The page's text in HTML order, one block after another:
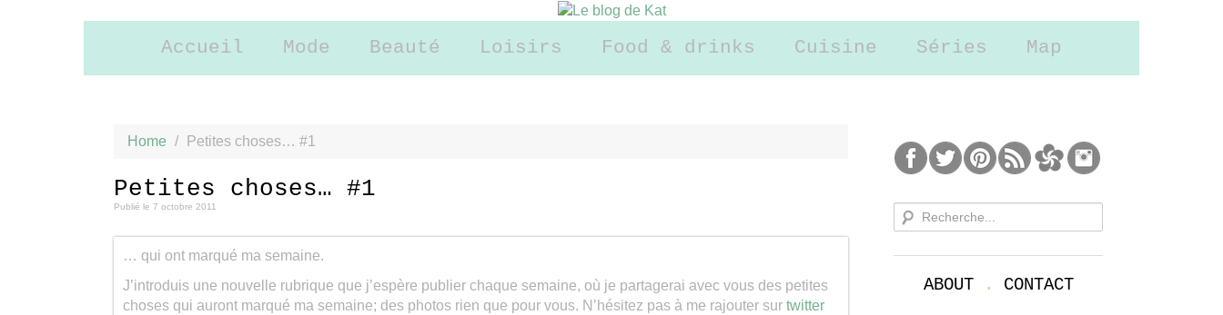
Accueil Mode Beauté Loisirs Food & drinks Cuisine Séries Map
Home / Petites choses… #1
Petites choses… #1
Publié le 7 octobre 2011
… qui ont marqué ma semaine.
J’introduis une nouvelle rubrique que j’espère publier chaque semaine, où je partagerai avec vous des petites
choses qui auront marqué ma semaine; des photos rien que pour vous. N’hésitez pas à me rajouter sur twitter
ABOUT. CONTACT